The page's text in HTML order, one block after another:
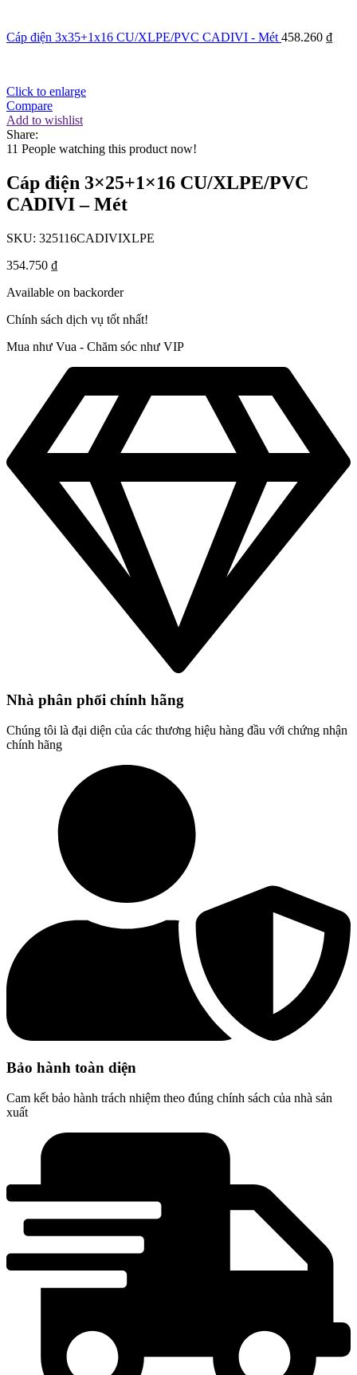
Cáp điện 3x35+1x16 CU/XLPE/PVC CADIVI - Mét 458.260 ₫
Click to enlarge
Compare
Add to wishlist
Share:
11 People watching this product now!
Cáp điện 3×25+1×16 CU/XLPE/PVC
CADIVI – Mét
SKU: 325116CADIVIXLPE
354.750 ₫
Available on backorder
Chính sách dịch vụ tốt nhất!
Mua như Vua - Chăm sóc như VIP
Nhà phân phối chính hãng
Chúng tôi là đại diện của các thương hiệu hàng đầu với chứng nhận
chính hãng
Bảo hành toàn diện
Cam kết bảo hành trách nhiệm theo đúng chính sách của nhà sản
xuất